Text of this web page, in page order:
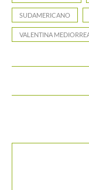
SUDAMERICANO
VALENTINA